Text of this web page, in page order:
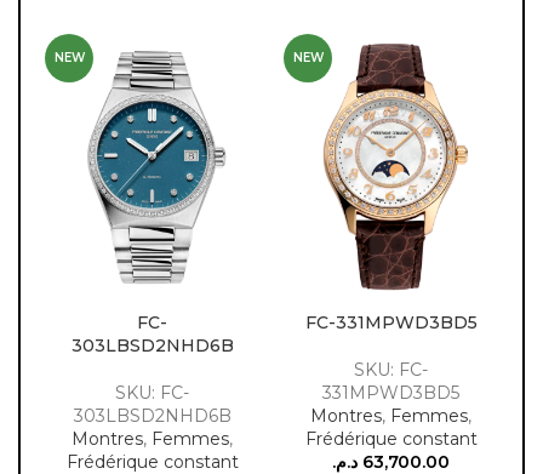
NEW
FC-
303LBSD2NHD6B
SKU: FC-
303LBSD2NHD6B
Montres, Femmes,
Frédérique constant
NEW
FC-331MPWD3BD5
SKU: FC-
331MPWD3BD5
Montres, Femmes,
Frédérique constant
63,700.00 د.م.